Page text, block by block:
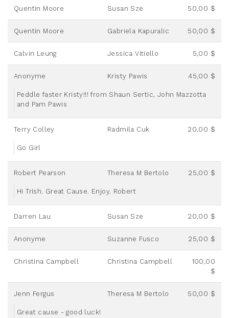
Quentin Moore Susan Sze 50,00 $
Quentin Moore Gabriela Kapuralic 50,00 $
Calvin Leung Jessica Vitiello 5,00 $
Anonyme Kristy Pawis 45,00 $
Peddle faster Kristy!!! from Shaun Sertic, John Mazzotta
and Pam Pawis
Terry Colley Radmila Cuk 20,00 $
Go Girl
Robert Pearson Theresa M Bertolo 25,00 $
Hi Trish. Great Cause. Enjoy. Robert
Darren Lau Susan Sze 20,00 $
Anonyme Suzanne Fusco 25,00 $
Christina Campbell Christina Campbell
100,00
$
Jenn Fergus Theresa M Bertolo 50,00 $
Great cause - good luck!